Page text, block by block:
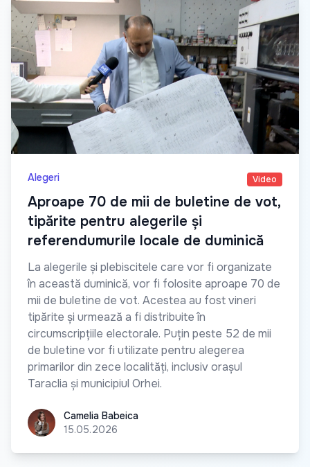
Alegeri Video
Aproape 70 de mii de buletine de vot,
tipărite pentru alegerile și
referendumurile locale de duminică
La alegerile și plebiscitele care vor fi organizate
în această duminică, vor fi folosite aproape 70 de
mii de buletine de vot. Acestea au fost vineri
tipărite și urmează a fi distribuite în
circumscripțiile electorale. Puțin peste 52 de mii
de buletine vor fi utilizate pentru alegerea
primarilor din zece localități, inclusiv orașul
Taraclia și municipiul Orhei.
Camelia Babeica
Camelia Babeica
15.05.2026